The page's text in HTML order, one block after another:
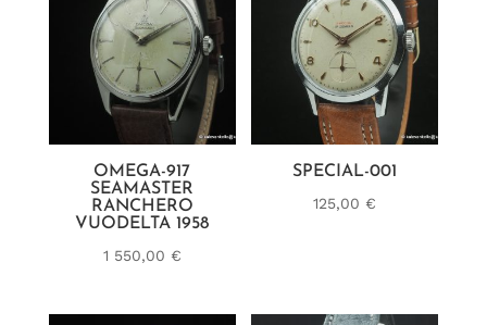
OMEGA-917
SEAMASTER
RANCHERO
VUODELTA 1958
1 550,00 €
SPECIAL-001
125,00 €